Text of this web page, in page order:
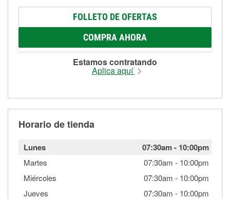
FOLLETO DE OFERTAS
COMPRA AHORA
Estamos contratando
Aplica aquí
Horario de tienda
Lunes 07:30am- 10:00pm
Martes 07:30am - 10:00pm
Miércoles
07:30am - 10:00pm
Jueves
07:30am - 10:00pm